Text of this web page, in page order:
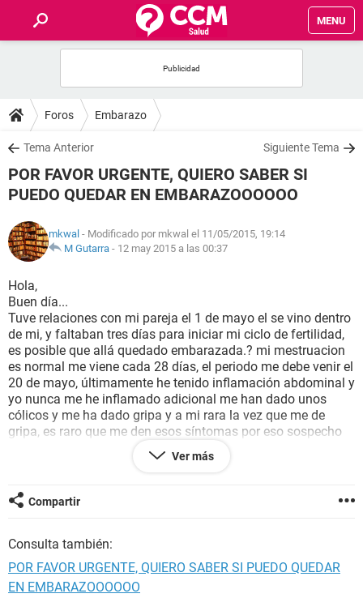
MENU
FOROS
SALUD
FAMILIA
NUTRICIÓN
SEXUALIDAD
GLOSARIO
Foros Embarazo
Tema Anterior Siguiente Tema
POR FAVOR URGENTE, QUIERO SABER SI
PUEDO QUEDAR EN EMBARAZOOOOOO
mkwal - Modificado por mkwal el 11/05/2015, 19:14
M Gutarra - 12 may 2015 a las 00:37
Hola,
Buen día...
Tuve relaciones con mi pareja el 1 de mayo el se vino dentro
de mi, y faltaban tres días para iniciar mi ciclo de fertilidad,
es posible que allá quedado embarazada.? mi mestruacion
es normal me viene cada 28 días, el periodo me debe venir el
20 de mayo, últimamente he tenido inflamación abdominal y
yo nunca me he inflamado adicional me han dado unos
cólicos y me ha dado gripa y a mi rara la vez que me de
gripa, es raro que me den esos síntomas por eso sospecho
que allá quedado en embarazo, quiero saber cuando podría
realizarme una prueba de embarazo para saber si quede en
Quedo al tanto de sus respuestas,
Ver más
Compartir
Consulta también:
POR FAVOR URGENTE, QUIERO SABER SI PUEDO QUEDAR
EN EMBARAZOOOOOO